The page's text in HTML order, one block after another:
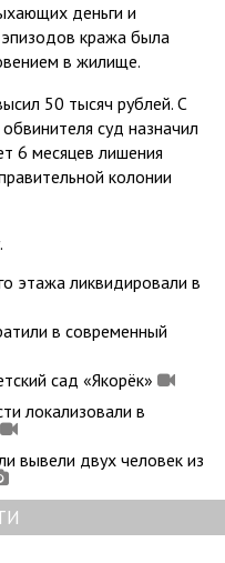
деньги и
кража была
в жилище.
50 тысяч рублей. С
суд назначил
6 месяцев лишения
колонии
этажа ликвидировали в
в современный
сад «Якорёк»
локализовали в
вывели двух человек из